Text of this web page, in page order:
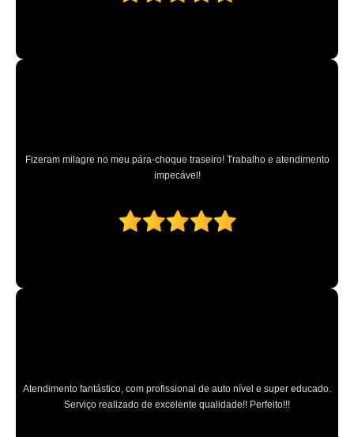
Fizeram milagre no meu pára-choque traseiro! Trabalho e atendimento
impecável!
Atendimento fantástico, com profissional de auto nível e super educado.
Serviço realizado de excelente qualidade!! Perfeito!!!